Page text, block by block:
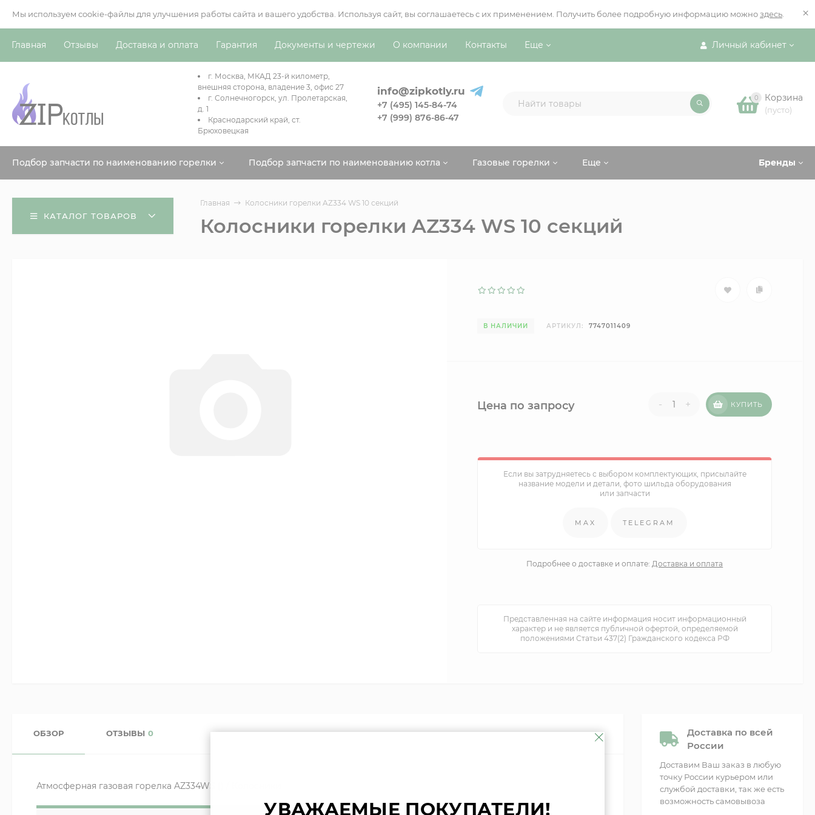
Мы используем cookie-файлы для улучшения работы сайта и вашего удобства. Используя сайт, вы соглашаетесь с их применением. Получить более подробную информацию можно здесь ×
Личный кабинет
Главная Отзывы Доставка и оплата Гарантия Документы и чертежи О компании Контакты Еще
г. Москва, МКАД 23-й километр,
внешняя сторона, владение 3, офис 27
г. Солнечногорск, ул. Пролетарская,
д. 1
Краснодарский край, ст.
Брюховецкая
info@zipkotly.ru
+7 (495) 145-84-74
+7 (999) 876-86-47
0 Корзина
(пусто)
Бренды
Подбор запчасти по наименованию горелки Подбор запчасти по наименованию котла Газовые горелки Еще
КАТАЛОГ ТОВАРОВ
Главная Колосники горелки AZ334 WS 10 секций
Колосники горелки AZ334 WS 10 секций
В НАЛИЧИИ АРТИКУЛ: 7747011409
Цена по запросу - + КУПИТЬ
Если вы затрудняетесь с выбором комплектующих, присылайте
название модели и детали, фото шильда оборудования
или запчасти
MAX TELEGRAM
Подробнее о доставке и оплате:Доставка и оплата
Представленная на сайте информация носит информационный
характер и не является публичной офертой, определяемой
положениями Статьи 437(2) Гражданского кодекса РФ
ОБЗОР ОТЗЫВЫ 0
Атмосферная газовая горелка AZ334WS () / Колосники
Доставка по всей
России
Доставим Ваш заказ в любую
точку России курьером или
службой доставки, так же есть
возможность самовывоза
УВАЖАЕМЫЕ ПОКУПАТЕЛИ!